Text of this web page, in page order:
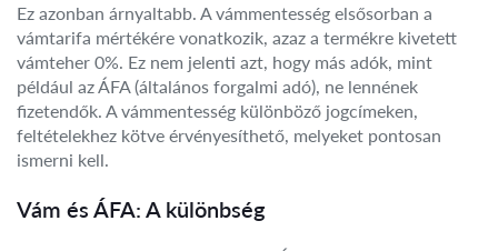
Ez azonban árnyaltabb. A vámmentesség elsősorban a
vámtarifa mértékére vonatkozik, azaz a termékre kivetett
vámteher 0%. Ez nem jelenti azt, hogy más adók, mint
például az ÁFA (általános forgalmi adó), ne lennének
fizetendők. A vámmentesség különböző jogcímeken,
feltételekhez kötve érvényesíthető, melyeket pontosan
ismerni kell.
Vám és ÁFA: A különbség